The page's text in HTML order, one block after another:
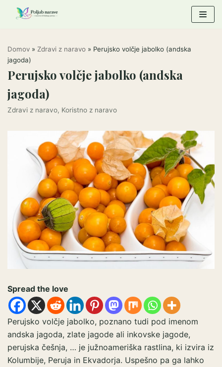
Skoči
Domov » Zdravi z naravo » Perujsko volčje jabolko (andska
jagoda)
Perujsko volčje jabolko (andska
jagoda)
Zdravi z naravo, Koristno z naravo
Spread the love
Perujsko volčje jabolko, poznano tudi pod imenom
andska jagoda, zlate jagode ali inkovske jagode,
perujska češnja, … je južnoameriška rastlina, ki izvira iz
Kolumbije, Peruja in Ekvadorja. Uspešno pa ga lahko